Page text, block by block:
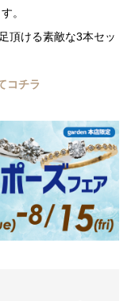
。
頂ける素敵な3本セッ
コチラ